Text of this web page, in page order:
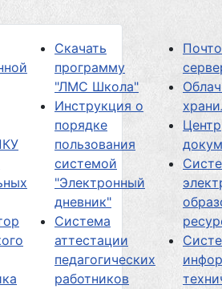
Скачать
программу
"ЛМС Школа"
Инструкция о
порядке
пользования
системой
"Электронный
дневник"
Система
аттестации
педагогических
работников
Центр